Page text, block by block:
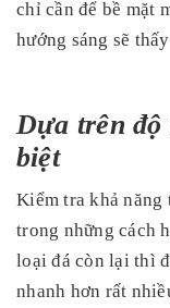
chỉ cần để bề mặt
hướng sáng sẽ
Dựa trên độ
biệt
Kiểm tra khả năng
trong những cách
loại đá còn lại thì
nhanh hơn rất